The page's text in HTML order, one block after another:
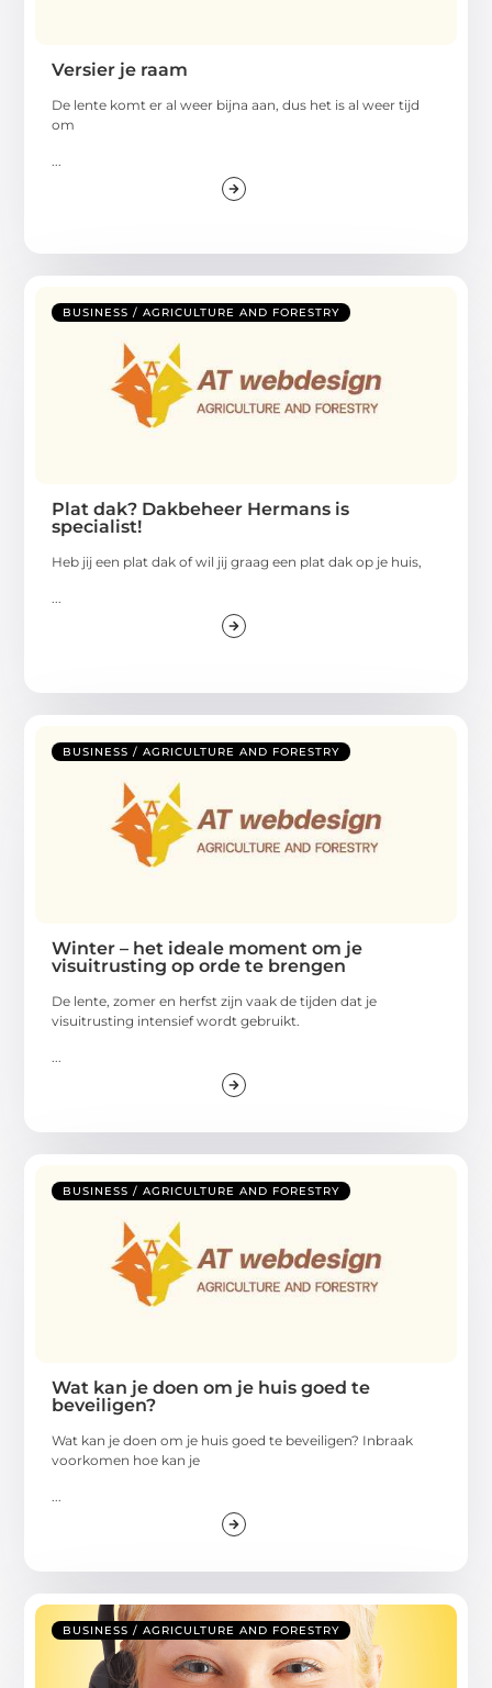
Versier je raam
De lente komt er al weer bijna aan, dus het is al weer tijd
om
BUSINESS / AGRICULTURE AND FORESTRY
Plat dak? Dakbeheer Hermans is
specialist!
Heb jij een plat dak of wil jij graag een plat dak op je huis,
BUSINESS / AGRICULTURE AND FORESTRY
Winter – het ideale moment om je
visuitrusting op orde te brengen
De lente, zomer en herfst zijn vaak de tijden dat je
visuitrusting intensief wordt gebruikt.
BUSINESS / AGRICULTURE AND FORESTRY
Wat kan je doen om je huis goed te
beveiligen?
Wat kan je doen om je huis goed te beveiligen? Inbraak
voorkomen hoe kan je
BUSINESS / AGRICULTURE AND FORESTRY